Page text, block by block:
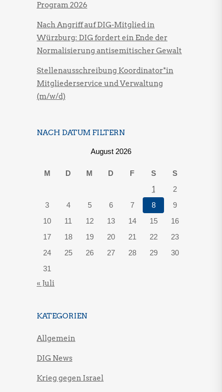
Program 2026
Nach Angriff auf DIG-Mitglied in
Würzburg: DIG fordert ein Ende der
Normalisierung antisemitischer Gewalt
Stellenausschreibung Koordinator*in
Mitgliederservice und Verwaltung
(m/w/d)
NACH DATUM FILTERN
August 2026
M D M D F S S
1
2
3
4 5 6 7 8
9
10
11 12 13 14 15
16
17
18 19 20 21 22
23
24
25 26 27 28 29
30
31
« Juli
KATEGORIEN
Allgemein
DIG News
Krieg gegen Israel